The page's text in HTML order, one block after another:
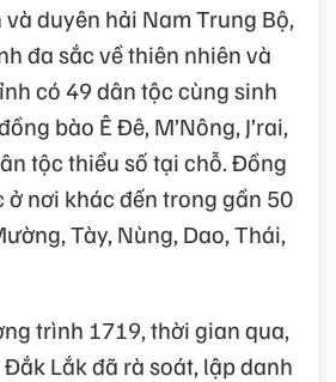
duyên hải Nam Trung Bộ,
đa sắc về thiên nhiên và
có 49 dân tộc cùng sinh
bào Ê Đê, M’Nông, J’rai,
tộc thiểu số tại chỗ. Đồng
ở nơi khác đến trong gần 50
Tày, Nùng, Dao, Thái,
trình 1719, thời gian qua,
Lắk đã rà soát, lập danh